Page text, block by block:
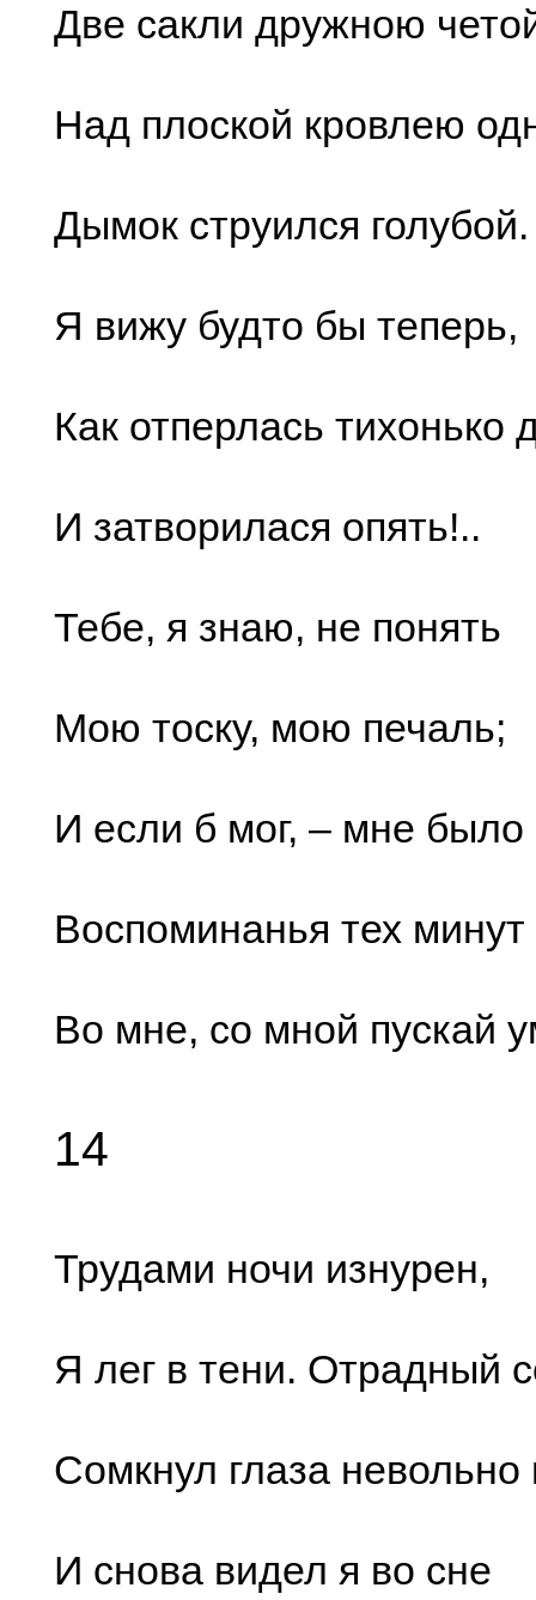
Две сакли дружною
Над плоской кровлею
Дымок струился голубой.
Я вижу будто бы теперь,
Как отперлась тихонько
И затворилася опять!..
Тебе, я знаю, не понять
Мою тоску, мою печаль;
И если б мог, – мне
Воспоминанья тех минут
Во мне, со мной пускай
14
Трудами ночи изнурен,
Я лег в тени. Отрадный
Сомкнул глаза
И снова видел я во сне